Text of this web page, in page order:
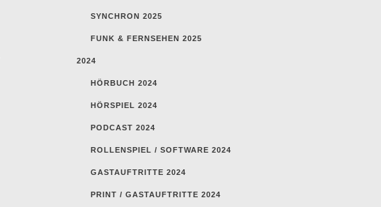
SYNCHRON 2025
FUNK & FERNSEHEN 2025
2024
HÖRBUCH 2024
HÖRSPIEL 2024
PODCAST 2024
ROLLENSPIEL / SOFTWARE 2024
GASTAUFTRITTE 2024
PRINT / GASTAUFTRITTE 2024